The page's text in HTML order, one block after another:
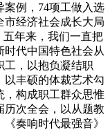
案例，74项工做入选
市经济社会成长大局
五年来，我们一直把
时代中国特色社会从
工，以抱负凝结职
以丰硕的体裁艺术勾
，构成职工群众思惟
历次全会，以从题教
奏响时代最强音》